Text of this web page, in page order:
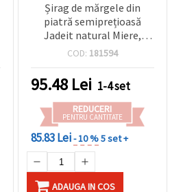
Șirag de mărgele din
piatră semiprețioasă
Jadeit natural Miere,
rotunde 10 mm, ~37
handmade
COD: 181594
95.48 Lei 1-4 set
REDUCERI
PENTRU CANTITATE
85.83 Lei- 10 %5 set +
ADAUGA IN COS